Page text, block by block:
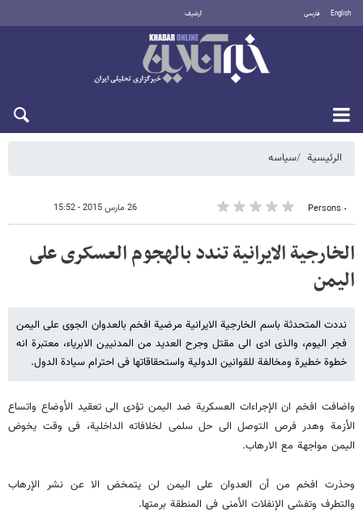
English فارسی أرشيف
الرئيسية سیاسه
٠ Persons 26 مارس 2015 - 15:52
الخارجیة الایرانیة تندد بالهجوم العسکری على
الیمن
نددت المتحدثة باسم الخارجیة الایرانیة مرضیة افخم بالعدوان الجوی على الیمن
فجر الیوم، والذی ادى الى مقتل وجرح العدید من المدنیین الابریاء، معتبرة انه
خطوة خطیرة ومخالفة للقوانین الدولیة واستحقاقاتها فی احترام سیادة الدول.
واضافت افخم ان الإجراءات العسکریة ضد الیمن تؤدی الى تعقید الأوضاع واتساع
الأزمة وهدر فرص التوصل الى حل سلمی لخلافاته الداخلیة، فی وقت یخوض
الیمن مواجهة مع الارهاب.
وحذرت افخم من أن العدوان على الیمن لن یتمخض الا عن نشر الإرهاب
والتطرف وتفشی الإنفلات الأمنی فی المنطقة برمتها.